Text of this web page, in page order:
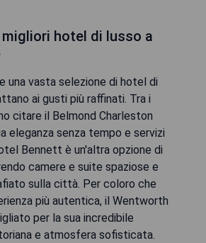
hotel di lusso a
una vasta selezione di hotel di
ai gusti più raffinati. Tra i
citare il Belmond Charleston
eleganza senza tempo e servizi
Bennett è un'altra opzione di
camere e suite spaziose e
sulla città. Per coloro che
più autentica, il Wentworth
per la sua incredibile
e atmosfera sofisticata.